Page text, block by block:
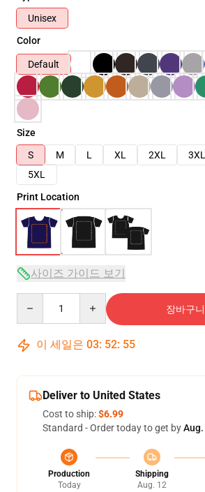
Unisex
Color
Default
Size
S
M L XL 2XL 3XL
5XL
Print Location
사이즈 가이드 보기
장바구
이 세일은 03: 52: 54
Deliver to United States
Cost to ship:$6.99
Standard - Order today to get by
Production
Today
Shipping
Aug. 12